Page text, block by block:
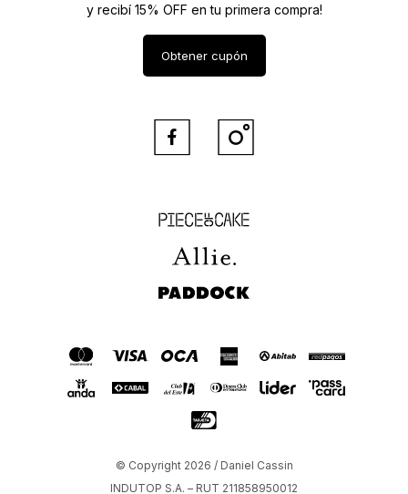
Piece of Cake
Allie
Paddock
y recibí 15% OFF en tu primera compra!
Obtener cupón
 
© Copyright 2026 / Daniel Cassin
INDUTOP S.A. – RUT 211858950012